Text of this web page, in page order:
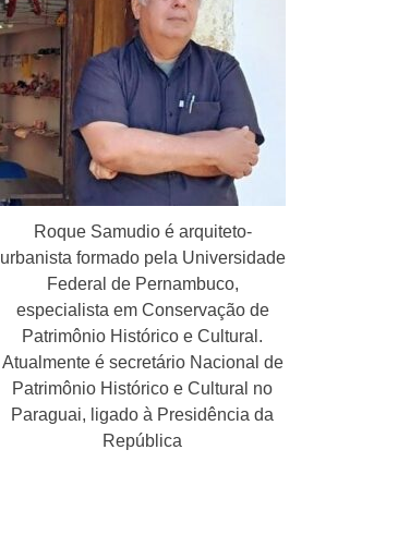
Roque Samudio é arquiteto-
urbanista formado pela Universidade
Federal de Pernambuco,
especialista em Conservação de
Patrimônio Histórico e Cultural.
Atualmente é secretário Nacional de
Patrimônio Histórico e Cultural no
Paraguai, ligado à Presidência da
República